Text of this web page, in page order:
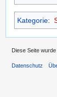
Kategorie:
Diese Seite
Datenschutz